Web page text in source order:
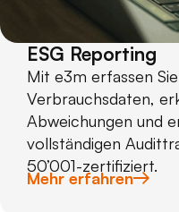
ESG Reporting
Mit e3m erfassen
Verbrauchsdaten,
Abweichungen und
vollständigen
50’001-zertifiziert.
Mehr erfahren